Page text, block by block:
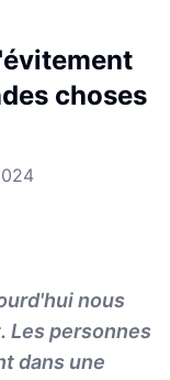
choses
nous
Les personnes
dans une